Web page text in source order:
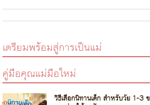
เตรียมพร้อมสู่การเป็นแม่
คู่มือคุณแม่มือใหม่
วิธีเลือกนิทานเด็ก สำหรับวัย 1-3